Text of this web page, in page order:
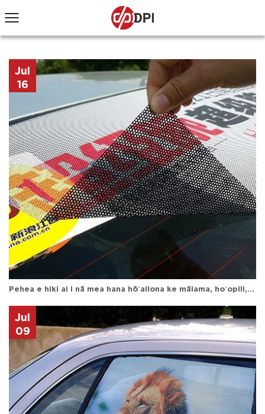
Jul
16
Pehea e hiki ai i nā mea hana hōʻailona ke mālama, hoʻopili, a hoʻoneʻe i nā palapala Vinyl Adhesive me ka ʻole o ka hoʻopau ʻana i kahi hana
Jul
09